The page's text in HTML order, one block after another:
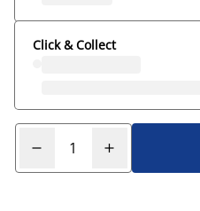
Click & Collect